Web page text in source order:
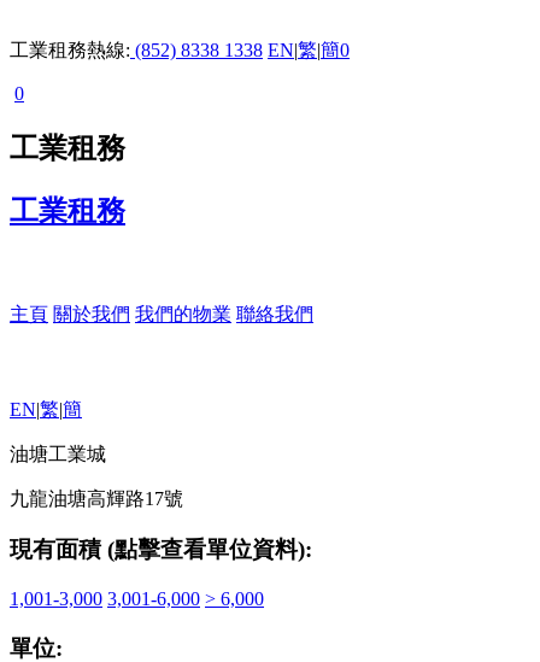
工業租務熱線: (852) 8338 1338 EN|繁|簡0
0
工業租務
工業租務
主頁 關於我們 我們的物業 聯絡我們
EN|繁|簡
油塘工業城
九龍油塘高輝路17號
現有面積 (點擊查看單位資料):
1,001-3,000 3,001-6,000 > 6,000
單位: